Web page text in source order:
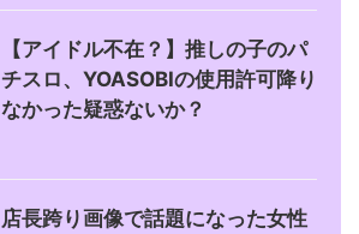
【アイドル不在？】推しの子のパ
チスロ、YOASOBIの使用許可降り
なかった疑惑ないか？
店長跨り画像で話題になった女性